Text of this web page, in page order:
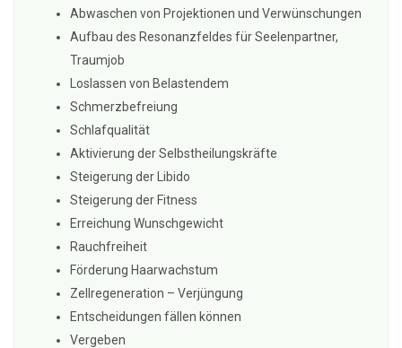
Abwaschen von Projektionen und Verwünschungen
Aufbau des Resonanzfeldes für Seelenpartner,
Traumjob
Loslassen von Belastendem
Schmerzbefreiung
Schlafqualität
Aktivierung der Selbstheilungskräfte
Steigerung der Libido
Steigerung der Fitness
Erreichung Wunschgewicht
Rauchfreiheit
Förderung Haarwachstum
Zellregeneration – Verjüngung
Entscheidungen fällen können
Vergeben